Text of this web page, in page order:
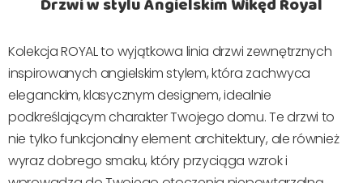
Drzwi w stylu Angielskim Wikęd Royal
Kolekcja ROYAL to wyjątkowa linia drzwi zewnętrznych
inspirowanych angielskim stylem, która zachwyca
eleganckim, klasycznym designem, idealnie
podkreślającym charakter Twojego domu. Te drzwi to
nie tylko funkcjonalny element architektury, ale również
wyraz dobrego smaku, który przyciąga wzrok i